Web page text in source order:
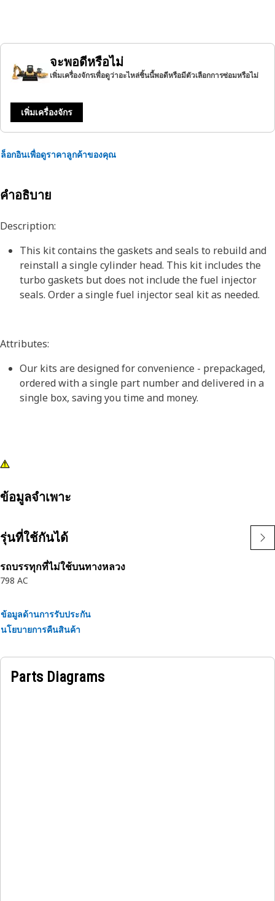
จะพอดีหรือไม่
เพิ่มเครื่องจักรเพื่อดูว่าอะไหล่ชิ้นนี้พอดีหรือมีตัวเลือกการซ่อมหรือไม่
เพิ่มเครื่องจักร
ล็อกอินเพื่อดูราคาลูกค้าของคุณ
คำอธิบาย
Description:
This kit contains the gaskets and seals to rebuild and
reinstall a single cylinder head. This kit includes the
turbo gaskets but does not include the fuel injector
seals. Order a single fuel injector seal kit as needed.
Attributes:
Our kits are designed for convenience - prepackaged,
ordered with a single part number and delivered in a
single box, saving you time and money.
ข้อมูลจำเพาะ
รุ่นที่ใช้กันได้
รถบรรทุกที่ไม่ใช้บนทางหลวง
798 AC
ข้อมูลด้านการรับประกัน
นโยบายการคืนสินค้า
Parts Diagrams